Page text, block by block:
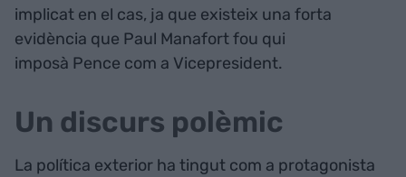
implicat en el cas, ja que existeix una forta
evidència que Paul Manafort fou qui
imposà Pence com a Vicepresident.
Un discurs polèmic
La política exterior ha tingut com a protagonista